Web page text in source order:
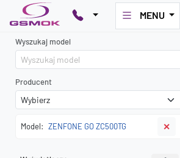
MENU
Wyszukaj model
Producent
Model: ZENFONE GO ZC500TG ✕